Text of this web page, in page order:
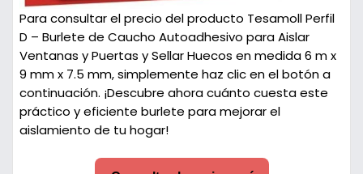
Para consultar el precio del producto Tesamoll Perfil
D – Burlete de Caucho Autoadhesivo para Aislar
Ventanas y Puertas y Sellar Huecos en medida 6 m x
9 mm x 7.5 mm, simplemente haz clic en el botón a
continuación. ¡Descubre ahora cuánto cuesta este
práctico y eficiente burlete para mejorar el
aislamiento de tu hogar!